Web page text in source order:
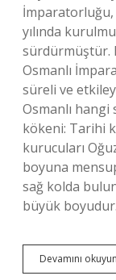
İmparatorluğu,
yılında
sürdürmüştür.
Osmanlı
süreli ve
Osmanlı hangi
kökeni: Tarihi
kurucuları
boyuna
sağ kolda
büyük
Devamını okuyun